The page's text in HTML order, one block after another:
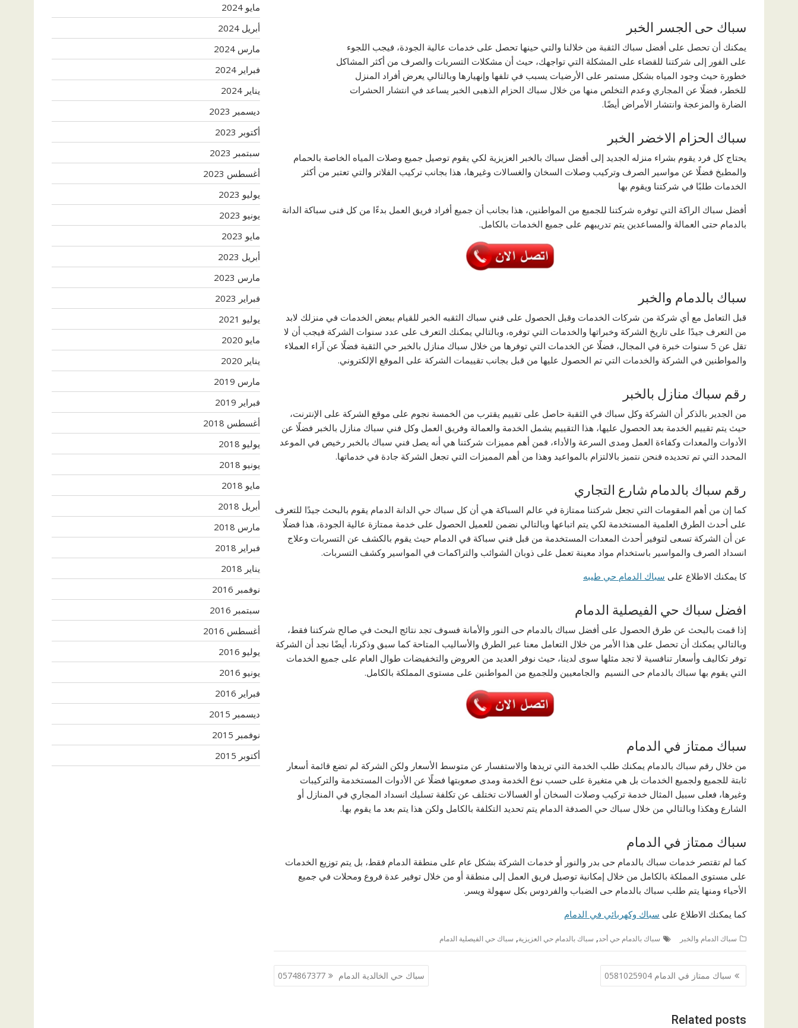
سباك حى الجسر الخبر
يمكنك أن تحصل على أفضل سباك الثقبة من خلالنا والتي حينها تحصل على خدمات عالية الجودة، فيجب اللجوء
على الفور إلى شركتنا للقضاء على المشكلة التي تواجهك، حيث أن مشكلات التسربات والصرف من أكثر المشاكل
خطورة حيث وجود المياه بشكل مستمر على الأرضيات يسبب في تلفها وإنهيارها وبالتالي يعرض أفراد المنزل
للخطر، فضلًا عن المجاري وعدم التخلص منها من خلال سباك الحزام الذهبى الخبر يساعد في انتشار الحشرات
الضارة والمزعجة وانتشار الأمراض أيضًا.
سباك الحزام الاخضر الخبر
يحتاج كل فرد يقوم بشراء منزله الجديد إلى أفضل سباك بالخبر العزيزية لكي يقوم توصيل جميع وصلات المياه الخاصة بالحمام
والمطبخ فضلًا عن مواسير الصرف وتركيب وصلات السخان والغسالات وغيرها، هذا بجانب تركيب الفلاتر والتي تعتبر من أكثر
الخدمات طلبًا في شركتنا ويقوم بها
أفضل سباك الراكة التي توفره شركتنا للجميع من المواطنين، هذا بجانب أن جميع أفراد فريق العمل بدءًا من كل فنى سباكة الدانة
بالدمام حتى العمالة والمساعدين يتم تدريبهم على جميع الخدمات بالكامل.
سباك بالدمام والخبر
قبل التعامل مع أي شركة من شركات الخدمات وقبل الحصول على فني سباك الثقبه الخبر للقيام ببعض الخدمات في منزلك لابد
من التعرف جيدًا على تاريخ الشركة وخبراتها والخدمات التي توفره، وبالتالي يمكنك التعرف على عدد سنوات الشركة فيجب أن لا
تقل عن 5 سنوات خبرة في المجال، فضلًا عن الخدمات التي توفرها من خلال سباك منازل بالخبر حي الثقبة فضلًا عن آراء العملاء
والمواطنين في الشركة والخدمات التي تم الحصول عليها من قبل بجانب تقييمات الشركة على الموقع الإلكتروني.
رقم سباك منازل بالخبر
من الجدير بالذكر أن الشركة وكل سباك في الثقبة حاصل على تقييم يقترب من الخمسة نجوم على موقع الشركة على الإنترنت،
حيث يتم تقييم الخدمة بعد الحصول عليها، هذا التقييم يشمل الخدمة والعمالة وفريق العمل وكل فني سباك منازل بالخبر فضلًا عن
الأدوات والمعدات وكفاءة العمل ومدى السرعة والأداء، فمن أهم مميزات شركتنا هي أنه يصل فني سباك بالخبر رخيص في الموعد
المحدد التي تم تحديده فنحن نتميز بالالتزام بالمواعيد وهذا من أهم المميزات التي تجعل الشركة جادة في خدماتها.
رقم سباك بالدمام شارع التجاري
كما إن من أهم المقومات التي تجعل شركتنا ممتازة في عالم السباكة هي أن كل سباك حي الدانة الدمام يقوم بالبحث جيدًا للتعرف
على أحدث الطرق العلمية المستخدمة لكي يتم اتباعها وبالتالي نضمن للعميل الحصول على خدمة ممتازة عالية الجودة، هذا فضلًا
عن أن الشركة تسعى لتوفير أحدث المعدات المستخدمة من قبل فني سباكة في الدمام حيث يقوم بالكشف عن التسربات وعلاج
انسداد الصرف والمواسير باستخدام مواد معينة تعمل على ذوبان الشوائب والتراكمات في المواسير وكشف التسربات.
كا يمكنك الاطلاع على سباك الدمام حي طيبه
افضل سباك حي الفيصلية الدمام
إذا قمت بالبحث عن طرق الحصول على أفضل سباك بالدمام حى النور والأمانة فسوف تجد نتائج البحث في صالح شركتنا فقط،
وبالتالي يمكنك أن تحصل على هذا الأمر من خلال التعامل معنا عبر الطرق والأساليب المتاحة كما سبق وذكرنا، أيضًا نجد أن الشركة
توفر تكاليف وأسعار تنافسية لا تجد مثلها سوى لدينا، حيث نوفر العديد من العروض والتخفيضات طوال العام على جميع الخدمات
التي يقوم بها سباك بالدمام حى النسيم والجامعيين وللجميع من المواطنين على مستوى المملكة بالكامل.
سباك ممتاز في الدمام
من خلال رقم سباك بالدمام يمكنك طلب الخدمة التي تريدها والاستفسار عن متوسط الأسعار ولكن الشركة لم تضع قائمة أسعار
ثابتة للجميع ولجميع الخدمات بل هي متغيرة على حسب نوع الخدمة ومدى صعوبتها فضلًا عن الأدوات المستخدمة والتركيبات
وغيرها، فعلى سبيل المثال خدمة تركيب وصلات السخان أو الغسالات تختلف عن تكلفة تسليك انسداد المجاري في المنازل أو
الشارع وهكذا وبالتالي من خلال سباك حي الصدفة الدمام يتم تحديد التكلفة بالكامل ولكن هذا يتم بعد ما يقوم بها.
سباك ممتاز في الدمام
كما لم تقتصر خدمات سباك بالدمام حى بدر والنور أو خدمات الشركة بشكل عام على منطقة الدمام فقط، بل يتم توزيع الخدمات
على مستوى المملكة بالكامل من خلال إمكانية توصيل فريق العمل إلى منطقة أو من خلال توفير عدة فروع ومحلات في جميع
الأحياء ومنها يتم طلب سباك بالدمام حى الضباب والفردوس بكل سهولة ويسر.
كما يمكنك الاطلاع على سباك وكهربائي في الدمام
سباك الدمام والخبر سباك بالدمام حي أحد, سباك بالدمام حي العزيزية, سباك حي الفيصلية الدمام
تصفّح
المقالات
سباك ممتاز في الدمام 0581025904 سباك حي الخالدية الدمام 0574867377
Related posts
مايو 2024
أبريل 2024
مارس 2024
فبراير 2024
يناير 2024
ديسمبر 2023
أكتوبر 2023
سبتمبر 2023
أغسطس 2023
يوليو 2023
يونيو 2023
مايو 2023
أبريل 2023
مارس 2023
فبراير 2023
يوليو 2021
مايو 2020
يناير 2020
مارس 2019
فبراير 2019
أغسطس 2018
يوليو 2018
يونيو 2018
مايو 2018
أبريل 2018
مارس 2018
فبراير 2018
يناير 2018
نوفمبر 2016
سبتمبر 2016
أغسطس 2016
يوليو 2016
يونيو 2016
فبراير 2016
ديسمبر 2015
نوفمبر 2015
أكتوبر 2015